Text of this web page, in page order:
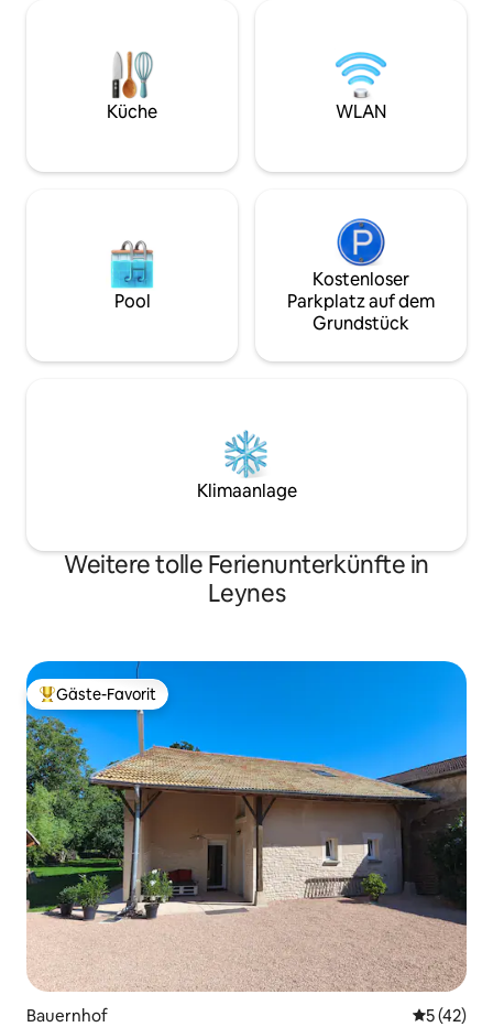
Garten blickt, mit einem schönen
Ausblick auf die Weinberge und die
Kirche von Pruzilly. Wir befinden uns in
idealer Lage, um zu wandern und die
zur Verfügung. ●
Unkomplizierte
zweisprachigem
Ein ruhiger,
Küche WLAN
Pool
Kostenloser
Parkplatz auf dem
Grundstück
Klimaanlage
Weitere tolle Ferienunterkünfte in
Leynes
Beliebter Gäste-Favorit.
Gäste-Favorit
Bauernhof
5 (42)